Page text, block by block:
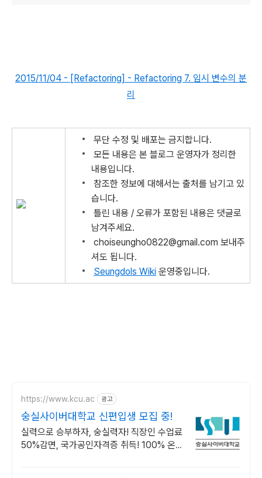
2015/11/04 - [Refactoring] - Refactoring 7. 임시 변수의 분
리
무단 수정 및 배포는 금지합니다.
모든 내용은 본 블로그 운영자가 정리한
내용입니다.
참조한 정보에 대해서는 출처를 남기고 있
습니다.
틀린 내용 / 오류가 포함된 내용은 댓글로
남겨주세요.
choiseungho0822@gmail.com 보내주
셔도 됩니다.
Seungdols Wiki 운영중입니다.
https://www.kcu.ac 광고
숭실사이버대학교 신편입생 모집 중!
실력으로 승부하자, 숭실력자! 직장인 수업료
50%감면, 국가공인자격증 취득! 100% 온